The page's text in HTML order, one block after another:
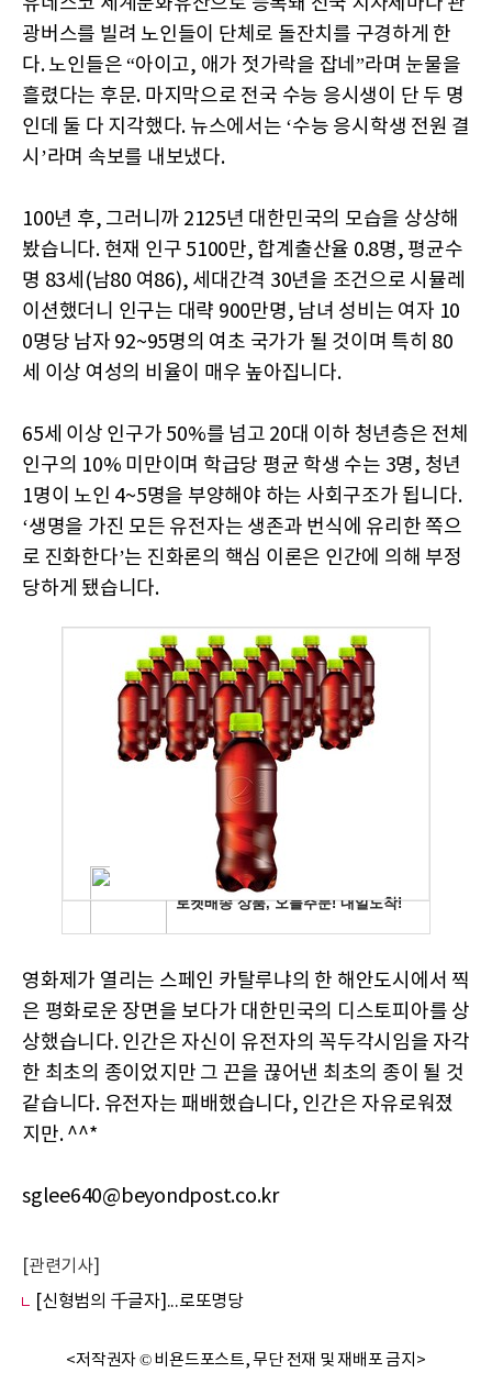
광버스를 빌려 노인들이 단체로 돌잔치를 구경하게 한
다. 노인들은 “아이고, 애가 젓가락을 잡네”라며 눈물을
흘렸다는 후문. 마지막으로 전국 수능 응시생이 단 두 명
인데 둘 다 지각했다. 뉴스에서는 ‘수능 응시학생 전원 결
시’라며 속보를 내보냈다.
100년 후, 그러니까 2125년 대한민국의 모습을 상상해
봤습니다. 현재 인구 5100만, 합계출산율 0.8명, 평균수
명 83세(남80 여86), 세대간격 30년을 조건으로 시뮬레
이션했더니 인구는 대략 900만명, 남녀 성비는 여자 10
0명당 남자 92~95명의 여초 국가가 될 것이며 특히 80
세 이상 여성의 비율이 매우 높아집니다.
65세 이상 인구가 50%를 넘고 20대 이하 청년층은 전체
인구의 10% 미만이며 학급당 평균 학생 수는 3명, 청년
1명이 노인 4~5명을 부양해야 하는 사회구조가 됩니다.
‘생명을 가진 모든 유전자는 생존과 번식에 유리한 쪽으
로 진화한다’는 진화론의 핵심 이론은 인간에 의해 부정
당하게 됐습니다.
영화제가 열리는 스페인 카탈루냐의 한 해안도시에서 찍
은 평화로운 장면을 보다가 대한민국의 디스토피아를 상
상했습니다. 인간은 자신이 유전자의 꼭두각시임을 자각
한 최초의 종이었지만 그 끈을 끊어낸 최초의 종이 될 것
같습니다. 유전자는 패배했습니다, 인간은 자유로워졌
지만. ^^*
sglee640@beyondpost.co.kr
[관련기사]
[신형범의 千글자]...로또명당
<저작권자 © 비욘드포스트, 무단 전재 및 재배포 금지>